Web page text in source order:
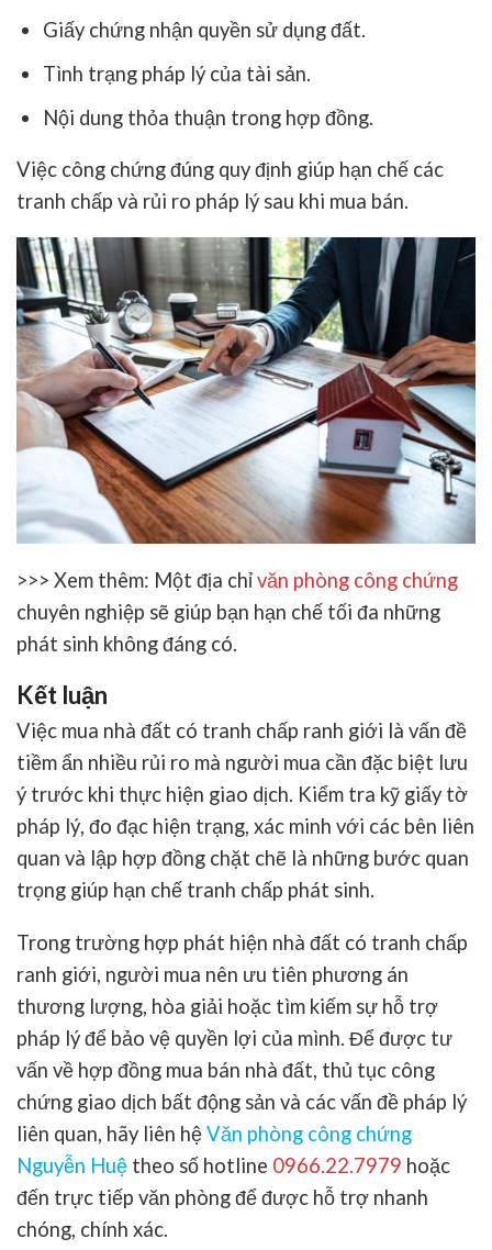
Giấy chứng nhận quyền sử dụng đất.
Tình trạng pháp lý của tài sản.
Nội dung thỏa thuận trong hợp đồng.
Việc công chứng đúng quy định giúp hạn chế các
tranh chấp và rủi ro pháp lý sau khi mua bán.
>>> Xem thêm: Một địa chỉvăn phòng công chứng
chuyên nghiệp sẽ giúp bạn hạn chế tối đa những
phát sinh không đáng có.
Kết luận
Việc mua nhà đất có tranh chấp ranh giới là vấn đề
tiềm ẩn nhiều rủi ro mà người mua cần đặc biệt lưu
ý trước khi thực hiện giao dịch. Kiểm tra kỹ giấy tờ
pháp lý, đo đạc hiện trạng, xác minh với các bên liên
quan và lập hợp đồng chặt chẽ là những bước quan
trọng giúp hạn chế tranh chấp phát sinh.
Trong trường hợp phát hiện nhà đất có tranh chấp
ranh giới, người mua nên ưu tiên phương án
thương lượng, hòa giải hoặc tìm kiếm sự hỗ trợ
pháp lý để bảo vệ quyền lợi của mình. Để được tư
vấn về hợp đồng mua bán nhà đất, thủ tục công
chứng giao dịch bất động sản và các vấn đề pháp lý
liên quan, hãy liên hệVăn phòng công chứng
Nguyễn Huệ theo số hotline 0966.22.7979 hoặc
đến trực tiếp văn phòng để được hỗ trợ nhanh
chóng, chính xác.